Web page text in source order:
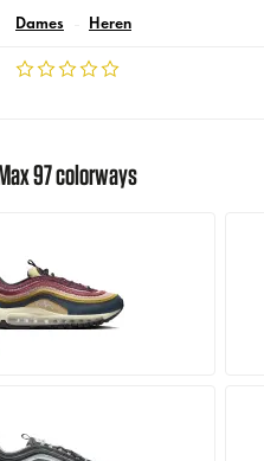
Dames Heren
97 colorways